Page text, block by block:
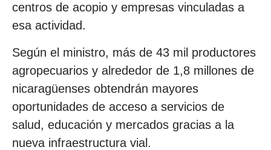
centros de acopio y empresas vinculadas a
esa actividad.
Según el ministro, más de 43 mil productores
agropecuarios y alrededor de 1,8 millones de
nicaragüenses obtendrán mayores
oportunidades de acceso a servicios de
salud, educación y mercados gracias a la
nueva infraestructura vial.